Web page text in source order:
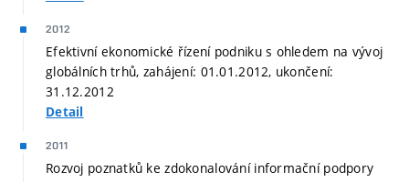
2012
Efektivní ekonomické řízení podniku s ohledem na vývoj
globálních trhů, zahájení: 01.01.2012, ukončení:
31.12.2012
Detail
2011
Rozvoj poznatků ke zdokonalování informační podpory